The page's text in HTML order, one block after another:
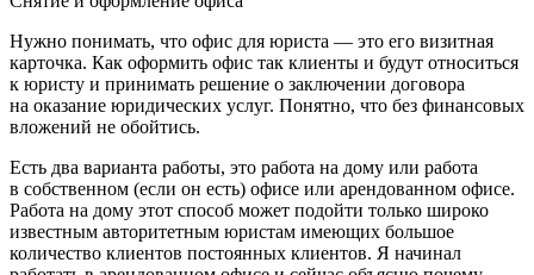
Нужно понимать, что офис для юриста — это его визитная
карточка. Как оформить офис так клиенты и будут относиться
к юристу и принимать решение о заключении договора
на оказание юридических услуг. Понятно, что без финансовых
вложений не обойтись.
Есть два варианта работы, это работа на дому или работа
в собственном (если он есть) офисе или арендованном офисе.
Работа на дому этот способ может подойти только широко
известным авторитетным юристам имеющих большое
количество клиентов постоянных клиентов. Я начинал